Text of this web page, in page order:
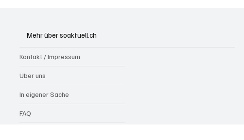
Mehr über soaktuell.ch
Kontakt / Impressum
Über uns
In eigener Sache
FAQ